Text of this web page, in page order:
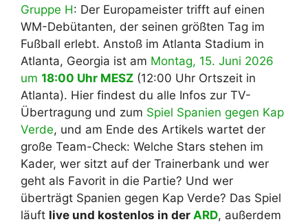
Gruppe H: Der Europameister trifft auf einen
WM-Debütanten, der seinen größten Tag im
Fußball erlebt. Anstoß im Atlanta Stadium in
Atlanta, Georgia ist am Montag, 15. Juni 2026
um 18:00 Uhr MESZ (12:00 Uhr Ortszeit in
Atlanta). Hier findest du alle Infos zur TV-
Übertragung und zum Spiel Spanien gegen Kap
Verde, und am Ende des Artikels wartet der
große Team-Check: Welche Stars stehen im
Kader, wer sitzt auf der Trainerbank und wer
geht als Favorit in die Partie? Und wer
überträgt Spanien gegen Kap Verde? Das Spiel
läuft live und kostenlos in der ARD, außerdem